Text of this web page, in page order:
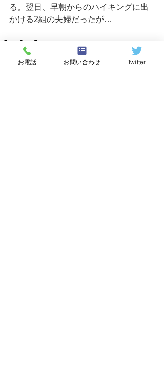
る。翌日、早朝からのハイキングに出
かける2組の夫婦だったが…
お電話 お問い合わせ Twitter